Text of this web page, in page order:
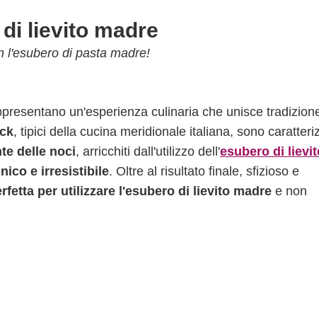
lievito madre
l'esubero di pasta madre!
un'esperienza culinaria che unisce
, tipici della cucina meridionale italiana, sono
delle noci, arricchiti dall'utilizzo dell'esubero di
e irresistibile. Oltre al risultato finale, sfizioso e
per utilizzare l'esubero di lievito madre e non